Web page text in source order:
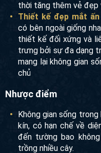
sống tiện nghi, thư
thời tăng thêm vẻ đẹp
Thiết kế đẹp mắt ấn
có bên ngoài giống
được thiết kế đối
còn đặc trưng bởi sự
đảm bảo mang lại
Không gian sống
khép kín, có hạn chế
thự đến tường bao